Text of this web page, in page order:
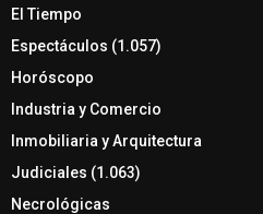
El Tiempo
Espectáculos (1.057)
Horóscopo
Industria y Comercio
Inmobiliaria y Arquitectura
Judiciales (1.063)
Necrológicas